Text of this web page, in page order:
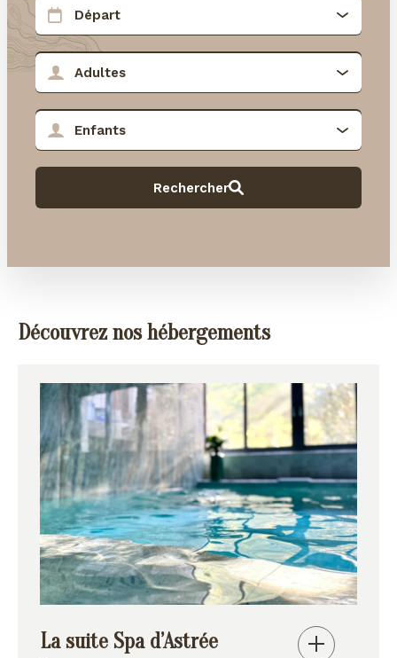
Découvrez nos hébergements
La suite Spa d’Astrée